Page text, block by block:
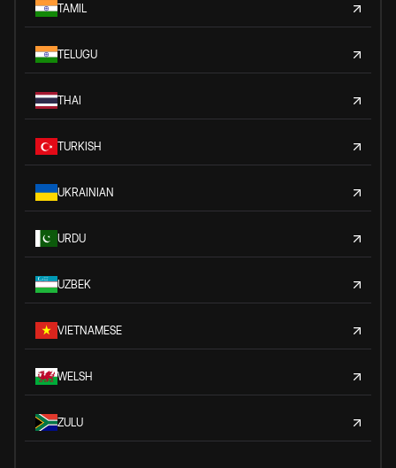
TAMIL
TELUGU
THAI
TURKISH
UKRAINIAN
URDU
UZBEK
VIETNAMESE
WELSH
ZULU